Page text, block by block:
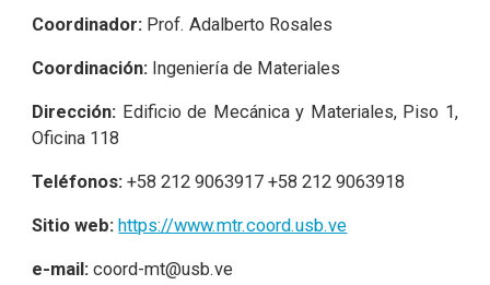
Coordinador: Prof. Adalberto Rosales
Coordinación: Ingeniería de Materiales
Dirección: Edificio de Mecánica y Materiales, Piso 1,
Oficina 118
Teléfonos: +58 212 9063917 +58 212 9063918
Sitio web:https://www.mtr.coord.usb.ve
e-mail: coord-mt@usb.ve